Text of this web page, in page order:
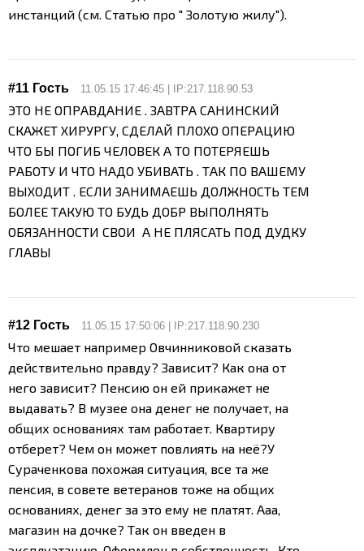
инстанций (см. Статью про " Золотую жилу").
#11 Гость 11.05.15 17:46:45 | IP:217.118.90.53
ЭТО НЕ ОПРАВДАНИЕ . ЗАВТРА САНИНСКИЙ
СКАЖЕТ ХИРУРГУ, СДЕЛАЙ ПЛОХО ОПЕРАЦИЮ
ЧТО БЫ ПОГИБ ЧЕЛОВЕК А ТО ПОТЕРЯЕШЬ
РАБОТУ И ЧТО НАДО УБИВАТЬ . ТАК ПО ВАШЕМУ
ВЫХОДИТ . ЕСЛИ ЗАНИМАЕШЬ ДОЛЖНОСТЬ ТЕМ
БОЛЕЕ ТАКУЮ ТО БУДЬ ДОБР ВЫПОЛНЯТЬ
ОБЯЗАННОСТИ СВОИ А НЕ ПЛЯСАТЬ ПОД ДУДКУ
ГЛАВЫ
#12 Гость 11.05.15 17:50:06 | IP:217.118.90.230
Что мешает например Овчинниковой сказать
действительно правду? Зависит? Как она от
него зависит? Пенсию он ей прикажет не
выдавать? В музее она денег не получает, на
общих основаниях там работает. Квартиру
отберет? Чем он может повлиять на неё?У
Сураченкова похожая ситуация, все та же
пенсия, в совете ветеранов тоже на общих
основаниях, денег за это ему не платят. Ааа,
магазин на дочке? Так он введен в